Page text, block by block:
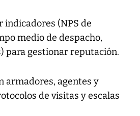
indicadores (NPS de
medio de despacho,
para gestionar reputación.
armadores, agentes y
de visitas y escalas